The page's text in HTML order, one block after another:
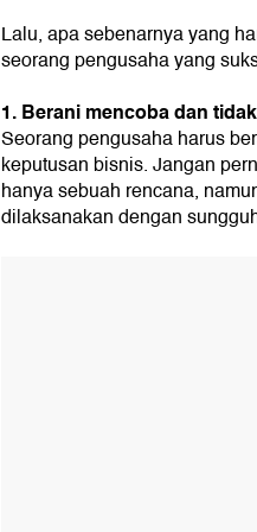
Lalu, apa sebenarnya yang
seorang pengusaha yang
1. Berani mencoba dan
Seorang pengusaha harus
keputusan bisnis. Jangan
hanya sebuah rencana,
dilaksanakan dengan